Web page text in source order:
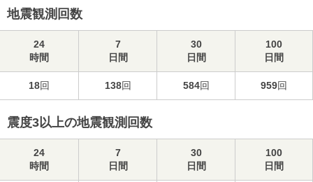
地震観測回数
24
時間
7
日間
30
日間
100
日間
18回 138回 584回 959回
震度3以上の地震観測回数
24
時間
7
日間
30
日間
100
日間